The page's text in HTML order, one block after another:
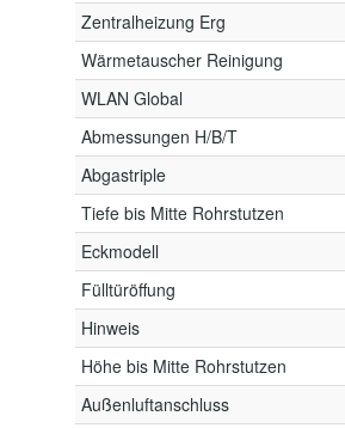
Zentralheizung Erg
Wärmetauscher Reinigung
WLAN Global
Abmessungen H/B/T
Abgastriple
Tiefe bis Mitte Rohrstutzen
Eckmodell
Fülltüröffung
Hinweis
Höhe bis Mitte Rohrstutzen
Außenluftanschluss